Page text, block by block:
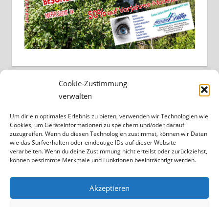
Cookie-Zustimmung
verwalten
Um dir ein optimales Erlebnis zu bieten, verwenden wir Technologien wie
Cookies, um Geräteinformationen zu speichern und/oder darauf
zuzugreifen. Wenn du diesen Technologien zustimmst, können wir Daten
wie das Surfverhalten oder eindeutige IDs auf dieser Website
verarbeiten. Wenn du deine Zustimmung nicht erteilst oder zurückziehst,
können bestimmte Merkmale und Funktionen beeinträchtigt werden.
Akzeptieren